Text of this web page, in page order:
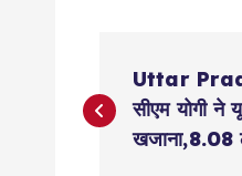
o
Uttar
सीएम योगी ने
खजाना,8.08